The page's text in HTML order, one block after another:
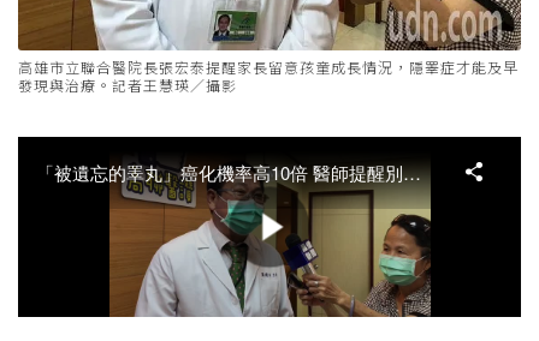
高雄市立聯合醫院長張宏泰提醒家長留意孩童成長情況，隱睪症才能及早
發現與治療。記者王慧瑛／攝影